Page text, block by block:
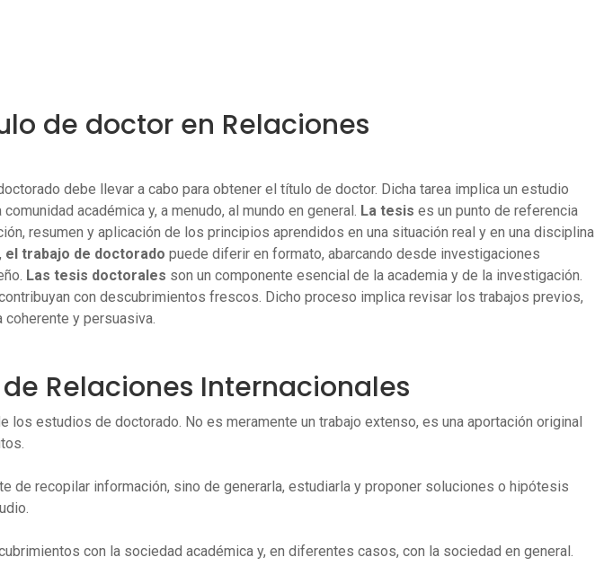
de doctor en Relaciones
debe llevar a cabo para obtener el título de doctor. Dicha tarea implica un estudio
académica y, a menudo, al mundo en general. La tesis es un punto de referencia
resumen y aplicación de los principios aprendidos en una situación real y en una disciplina
el trabajo de doctorado puede diferir en formato, abarcando desde investigaciones
Las tesis doctorales son un componente esencial de la academia y de la investigación.
con descubrimientos frescos. Dicho proceso implica revisar los trabajos previos,
y persuasiva.
Relaciones Internacionales
estudios de doctorado. No es meramente un trabajo extenso, es una aportación original
de recopilar información, sino de generarla, estudiarla y proponer soluciones o hipótesis
con la sociedad académica y, en diferentes casos, con la sociedad en general.